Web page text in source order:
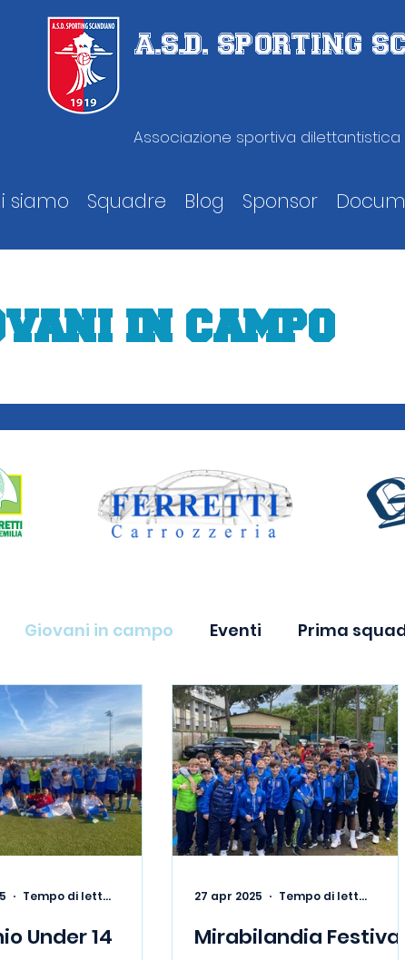
A.S.D. SPORTING
Associazione sportiva dilettantistica
siamo Squadre Blog Sponsor
IN CAMPO
Giovani in campo Eventi Prima
Under 14
Tempo di lettura: 1 min
Mirabilandia Festival
27 apr 2025 Tempo di lettura: 1 min